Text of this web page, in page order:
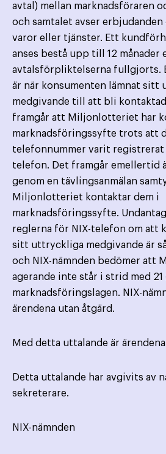
avtal) mellan marknads­föraren
och samtalet avser erbjudanden
varor eller tjänster. Ett
anses bestå upp till 12 månader
avtalsförpliktelserna fullgjorts.
är när konsumenten lämnat sitt
medgivande till att bli
framgår att Miljonlotteriet har
marknadsföringssyfte trots att
telefonnummer varit registrerat
telefon. Det framgår emellertid
genom en tävlingsanmälan
Miljonlotteriet kontaktar dem i
marknadsföringssyfte.
reglerna för NIX-telefon om att
sitt uttryckliga medgivande är
och NIX-nämnden bedömer att
agerande inte står i strid med 21
marknadsföringslagen. NIX-
ärendena utan åtgärd.
Med detta uttalande är
Detta uttalande har avgivits av
sekreterare.
NIX-nämnden